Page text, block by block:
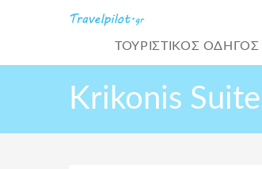
ΤΟΥΡΙΣΤΙΚΌΣ ΟΔΗΓΟΣ
Krikonis